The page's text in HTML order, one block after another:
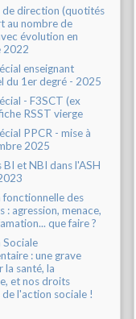
de direction (quotités
au nombre de
évolution en
2022
enseignant
du 1er degré - 2025
- F3SCT (ex
RSST vierge
PPCR - mise à
2025
BI et NBI dans l'ASH
des
: agression, menace,
que faire ?
: une grave
la santé, la
et nos droits
l'action sociale !